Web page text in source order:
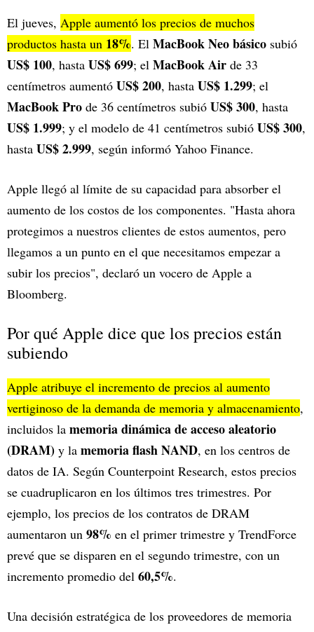
El jueves, Apple aumentó los precios de muchos
productos hasta un 18%. El MacBook Neo básico subió
US$ 100, hasta US$ 699; el MacBook Air de 33
centímetros aumentó US$ 200, hasta US$ 1.299; el
MacBook Pro de 36 centímetros subió US$ 300, hasta
US$ 1.999; y el modelo de 41 centímetros subió US$ 300,
hasta US$ 2.999, según informó Yahoo Finance.
Apple llegó al límite de su capacidad para absorber el
aumento de los costos de los componentes. "Hasta ahora
protegimos a nuestros clientes de estos aumentos, pero
llegamos a un punto en el que necesitamos empezar a
subir los precios", declaró un vocero de Apple a
Bloomberg.
Por qué Apple dice que los precios están
subiendo
Apple atribuye el incremento de precios al aumento
vertiginoso de la demanda de memoria y almacenamiento,
incluidos la memoria dinámica de acceso aleatorio
(DRAM) y la memoria flash NAND, en los centros de
datos de IA. Según Counterpoint Research, estos precios
se cuadruplicaron en los últimos tres trimestres. Por
ejemplo, los precios de los contratos de DRAM
aumentaron un 98% en el primer trimestre y TrendForce
prevé que se disparen en el segundo trimestre, con un
incremento promedio del 60,5%.
Una decisión estratégica de los proveedores de memoria